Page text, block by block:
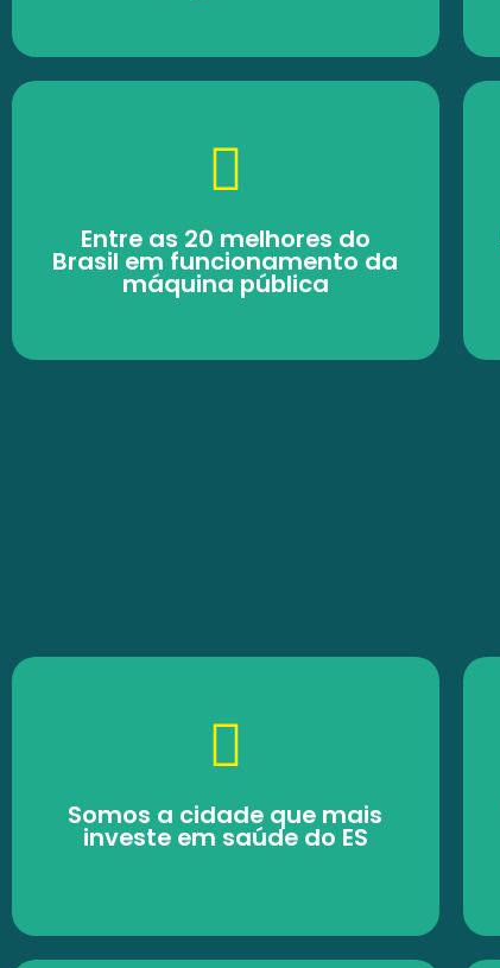
Entre as 20 melhores do
Brasil em funcionamento da
máquina pública
Somos a cidade que mais
investe em saúde do ES